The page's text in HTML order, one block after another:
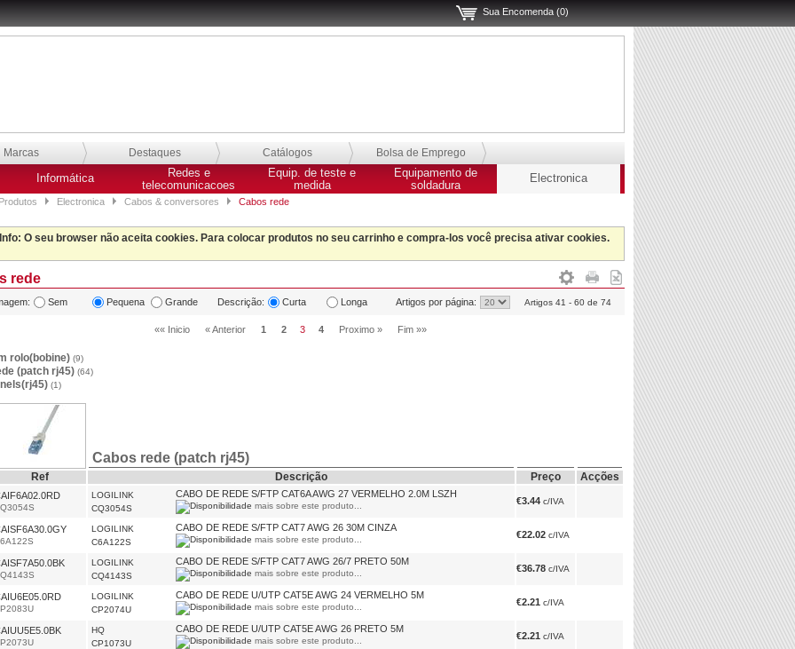
Sua Encomenda (0)
Marcas Destaques Catálogos Bolsa de Emprego
Informática
Redes e
telecomunicacoes
Equip. de teste e
medida
Equipamento de
soldadura
Electronica
Produtos Electronica Cabos & conversores Cabos rede
Info: O seu browser não aceita cookies. Para colocar produtos no seu carrinho e compra-los você precisa ativar cookies.
rede
Sem Pequena Grande Descrição: Curta Longa Artigos por página: Artigos 41 - 60 de 74
«« Inicio « Anterior 1 2 3 4 Proximo » Fim »»
rolo(bobine) (9)
(patch rj45) (64)
(1)
Cabos rede (patch rj45)
Ref Descrição Preço Acções
LOGILINK
CQ3054S
CABO DE REDE S/FTP CAT6A AWG 27 VERMELHO 2.0M LSZH
mais sobre este produto... €3.44 c/IVA
LOGILINK
C6A122S
CABO DE REDE S/FTP CAT7 AWG 26 30M CINZA
mais sobre este produto... €22.02 c/IVA
LOGILINK
CQ4143S
CABO DE REDE S/FTP CAT7 AWG 26/7 PRETO 50M
mais sobre este produto... €36.78 c/IVA
LOGILINK
CP2074U
CABO DE REDE U/UTP CAT5E AWG 24 VERMELHO 5M
mais sobre este produto... €2.21 c/IVA
HQ
CP1073U
CABO DE REDE U/UTP CAT5E AWG 26 PRETO 5M
mais sobre este produto... €2.21 c/IVA